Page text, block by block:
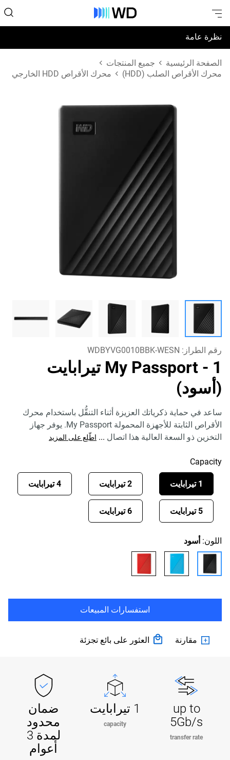
نظرة عامة
المواصفات
الصفحة الرئيسية
جميع المنتجات
محرك الأقراص الصلب (HDD)
محرك الأقراص HDD الخارجي
رقم الطراز: WDBYVG0010BBK-WESN
My Passport - 1 تيرابايت
(أسود)
ساعد في حماية ذكرياتك العزيزة أثناء التنقُّل باستخدام محرك
الأقراص الثابتة للأجهزة المحمولة My Passport. يوفر جهاز
التخزين ذو السعة العالية هذا اتصال ... اطّلِع على المزيد
Capacity
1 تيرابايت 2 تيرابايت 4 تيرابايت
5 تيرابايت 6 تيرابايت
اللون: أسود
استفسارات المبيعات
مقارنة العثور على بائع تجزئة
up to
5Gb/s
transfer rate
1 تيرابايت
capacity
ضمان
محدود
لمدة 3
أعوام